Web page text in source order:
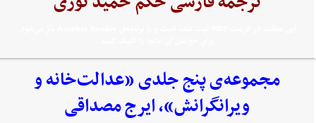
مجموعه‌‌ی پنج جلدی «عدالت‌خانه و
ویرانگرانش»، ایرج مصداقی